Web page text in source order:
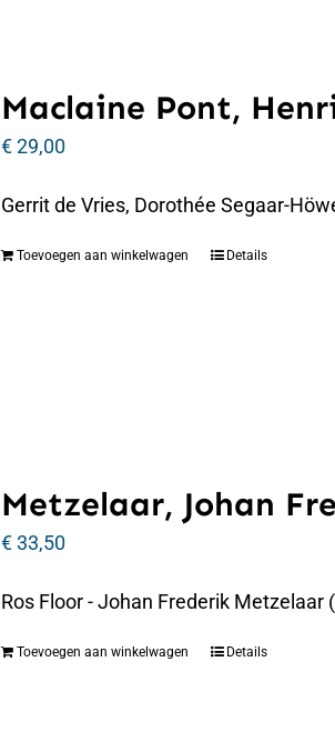
Maclaine Pont,
€29,00
Gerrit de Vries, Dorothée Segaar-
Toevoegen aan winkelwagen Details
Metzelaar, Johan
€33,50
Ros Floor - Johan Frederik
Toevoegen aan winkelwagen Details